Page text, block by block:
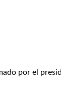
por el